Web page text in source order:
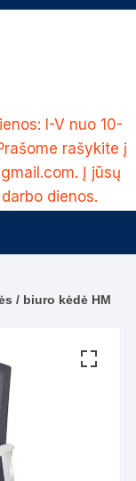
I-V nuo 10-
rašykite į
Į jūsų
dienos.
/ biuro kėdė HM